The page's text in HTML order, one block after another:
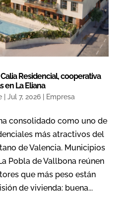
Residencial, cooperativa
en La Eliana
| Jul 7, 2026| Empresa
consolidado como uno de
más atractivos del
de Valencia. Municipios
Pobla de Vallbona reúnen
que más peso están
de vivienda: buena...